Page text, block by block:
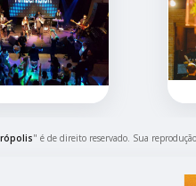
" é de direito reservado. Sua